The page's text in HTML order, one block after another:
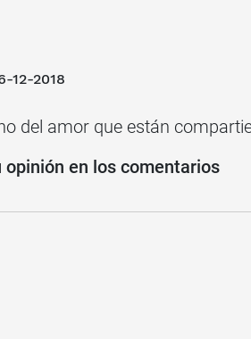
12-2018
del amor que están
en los comentarios